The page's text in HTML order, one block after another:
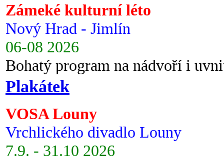
Zámeké kulturní léto
Nový Hrad - Jimlín
06-08 2026
Bohatý program na nádvoří i
Plakátek
VOSA Louny
Vrchlického divadlo Louny
7.9. - 31.10 2026